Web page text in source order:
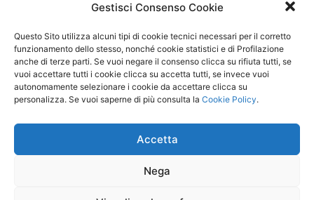
Gestisci Consenso Cookie
Questo Sito utilizza alcuni tipi di cookie tecnici necessari per il corretto
funzionamento dello stesso, nonché cookie statistici e di Profilazione
anche di terze parti. Se vuoi negare il consenso clicca su rifiuta tutti, se
vuoi accettare tutti i cookie clicca su accetta tutti, se invece vuoi
autonomamente selezionare i cookie da accettare clicca su
personalizza. Se vuoi saperne di più consulta la Cookie Policy.
Accetta
Nega
Seguici sui social